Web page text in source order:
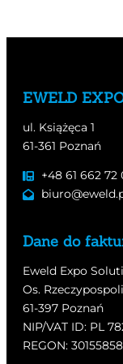
EWELD
ul. Książęca 1
61-361 Poznań
+48 61 662 72
Dane do
Eweld Expo
Os.
61-397 Poznań
NIP/VAT ID: PL
REGON: